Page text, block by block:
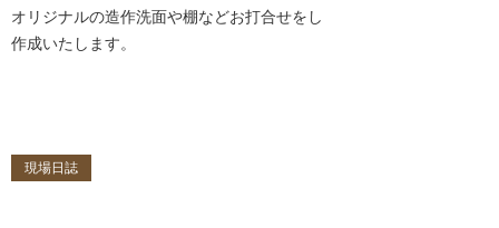
オリジナルの造作洗面や棚などお打合せをし
作成いたします。
現場日誌